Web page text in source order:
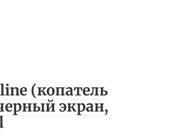
(копатель
экран,